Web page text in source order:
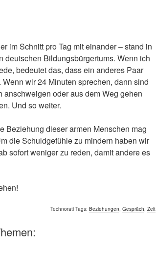
im Schnitt pro Tag mit einander – stand in
deutschen Bildungsbürgertums. Wenn ich
bedeutet das, dass ein anderes Paar
wir 24 Minuten sprechen, dann sind
oder aus dem Weg gehen
Und so weiter.
Beziehung dieser armen Menschen mag
die Schuldgefühle zu mindern haben wir
sofort weniger zu reden, damit andere es
Technorati Tags:Beziehungen,Gespräch,Zeit